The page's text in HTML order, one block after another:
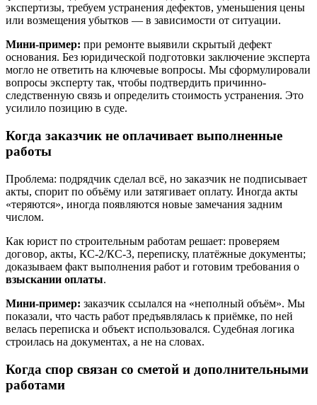
экспертизы, требуем устранения дефектов, уменьшения цены
или возмещения убытков — в зависимости от ситуации.
Мини-пример: при ремонте выявили скрытый дефект
основания. Без юридической подготовки заключение эксперта
могло не ответить на ключевые вопросы. Мы сформулировали
вопросы эксперту так, чтобы подтвердить причинно-
следственную связь и определить стоимость устранения. Это
усилило позицию в суде.
Когда заказчик не оплачивает выполненные
работы
Проблема: подрядчик сделал всё, но заказчик не подписывает
акты, спорит по объёму или затягивает оплату. Иногда акты
«теряются», иногда появляются новые замечания задним
числом.
Как юрист по строительным работам решает: проверяем
договор, акты, КС-2/КС-3, переписку, платёжные документы;
доказываем факт выполнения работ и готовим требования о
взыскании оплаты.
Мини-пример: заказчик ссылался на «неполный объём». Мы
показали, что часть работ предъявлялась к приёмке, по ней
велась переписка и объект использовался. Судебная логика
строилась на документах, а не на словах.
Когда спор связан со сметой и дополнительными
работами